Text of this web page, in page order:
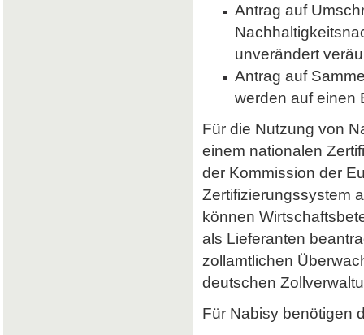
Antrag auf
unverändert
Antrag auf
werden auf einen
Für die Nutzung von
einem nationalen
der Kommission der
Zertifizierungssystem
können
als Lieferanten
zollamtlichen
deutschen
Für Nabisy benötigen